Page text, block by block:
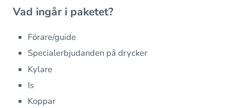
Vad ingår i paketet?
Förare/guide
Specialerbjudanden på drycker
Kylare
Is
Koppar